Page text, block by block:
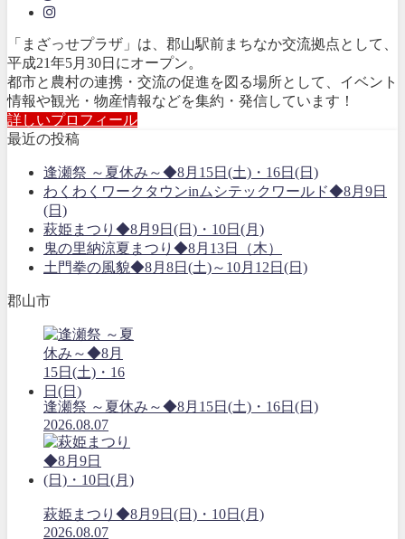
「まざっせプラザ」は、郡山駅前まちなか交流拠点として、
平成21年5月30日にオープン。
都市と農村の連携・交流の促進を図る場所として、イベント
情報や観光・物産情報などを集約・発信しています！
詳しいプロフィール
最近の投稿
逢瀬祭 ～夏休み～◆8月15日(土)・16日(日)
わくわくワークタウンinムシテックワールド◆8月9日
(日)
萩姫まつり◆8月9日(日)・10日(月)
鬼の里納涼夏まつり◆8月13日（木）
土門拳の風貌◆8月8日(土)～10月12日(日)
郡山市
逢瀬祭 ～夏休み～◆8月15日(土)・16日(日)
2026.08.07
萩姫まつり◆8月9日(日)・10日(月)
2026.08.07